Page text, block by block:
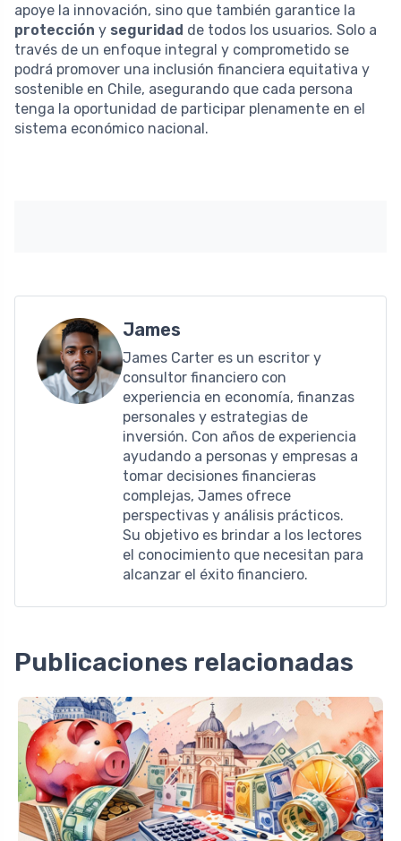
apoye la innovación, sino que también garantice la
protección y seguridad de todos los usuarios. Solo a
través de un enfoque integral y comprometido se
podrá promover una inclusión financiera equitativa y
sostenible en Chile, asegurando que cada persona
tenga la oportunidad de participar plenamente en el
sistema económico nacional.
James
James Carter es un escritor y
consultor financiero con
experiencia en economía, finanzas
personales y estrategias de
inversión. Con años de experiencia
ayudando a personas y empresas a
tomar decisiones financieras
complejas, James ofrece
perspectivas y análisis prácticos.
Su objetivo es brindar a los lectores
el conocimiento que necesitan para
alcanzar el éxito financiero.
Publicaciones relacionadas